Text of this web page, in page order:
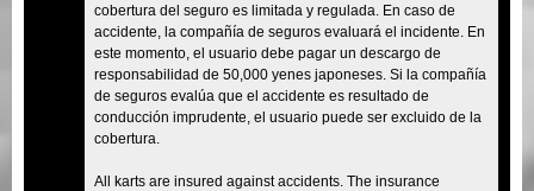
cobertura del seguro es limitada y regulada. En caso de
accidente, la compañía de seguros evaluará el incidente. En
este momento, el usuario debe pagar un descargo de
responsabilidad de 50,000 yenes japoneses. Si la compañía
de seguros evalúa que el accidente es resultado de
conducción imprudente, el usuario puede ser excluido de la
cobertura.
All karts are insured against accidents. The insurance